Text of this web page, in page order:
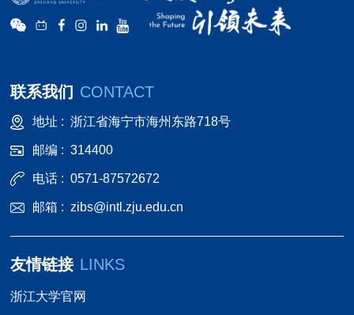
联系我们 CONTACT
地址 :浙江省海宁市海州东路718号
邮编 :314400
电话 :0571-87572672
邮箱 :zibs@intl.zju.edu.cn
友情链接 LINKS
浙江大学官网